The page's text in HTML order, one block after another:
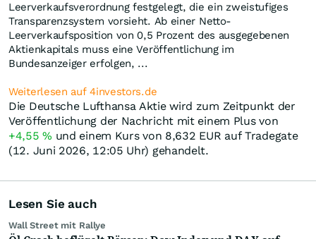
Leerverkaufsverordnung festgelegt, die ein zweistufiges
Transparenzsystem vorsieht. Ab einer Netto-
Leerverkaufsposition von 0,5 Prozent des ausgegebenen
Aktienkapitals muss eine Veröffentlichung im
Bundesanzeiger erfolgen, ...
Weiterlesen auf 4investors.de
Die Deutsche Lufthansa Aktie wird zum Zeitpunkt der
Veröffentlichung der Nachricht mit einem Plus von
+4,55% und einem Kurs von 8,632 EUR auf Tradegate
(12. Juni 2026, 12:05 Uhr) gehandelt.
Lesen Sie auch
Wall Street mit Rallye